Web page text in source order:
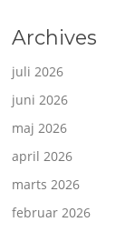
Archives
juli 2026
juni 2026
maj 2026
april 2026
marts 2026
februar 2026